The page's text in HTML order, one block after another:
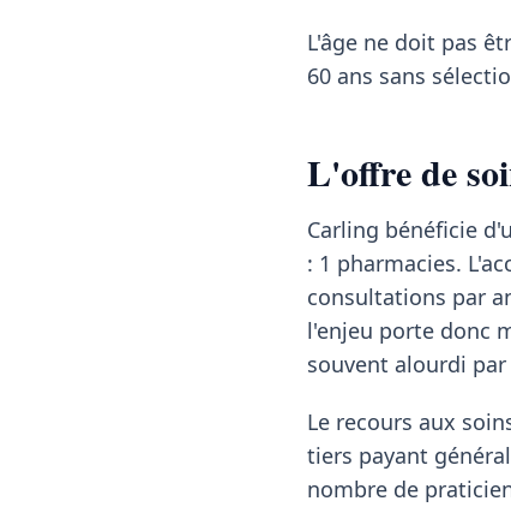
L'âge ne doit pas
60 ans sans
L'offre de
Carling bénéficie
: 1 pharmacies.
consultations par
l'enjeu porte donc
souvent alourdi
Le recours aux
tiers payant
nombre de